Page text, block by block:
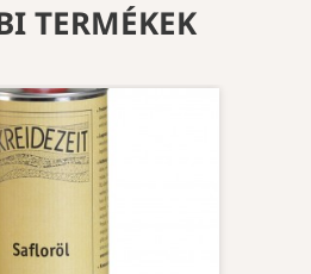
TERMÉKEK